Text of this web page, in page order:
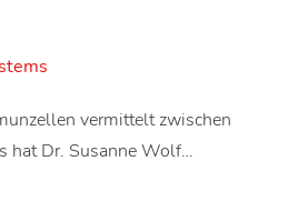
vermittelt zwischen
hat Dr. Susanne Wolf…